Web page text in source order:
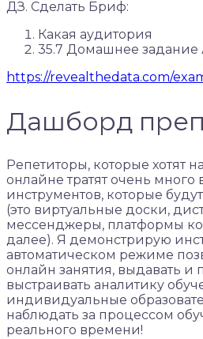
ДЗ. Сделать Бриф:
Какая аудитория
35.7 Домашнее задание
https://revealthedata.com/
Дашборд
Репетиторы, которые хотят
онлайне тратят очень
инструментов, которые
(это виртуальные доски,
мессенджеры, платформы
далее). Я демонстрирую
автоматическом режиме
онлайн занятия, выдавать и
выстраивать аналитику
индивидуальные
наблюдать за процессом
реального времени!